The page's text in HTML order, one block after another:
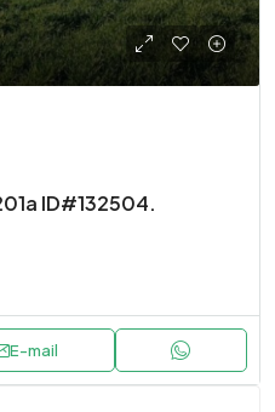
ID#132504.
E-mail